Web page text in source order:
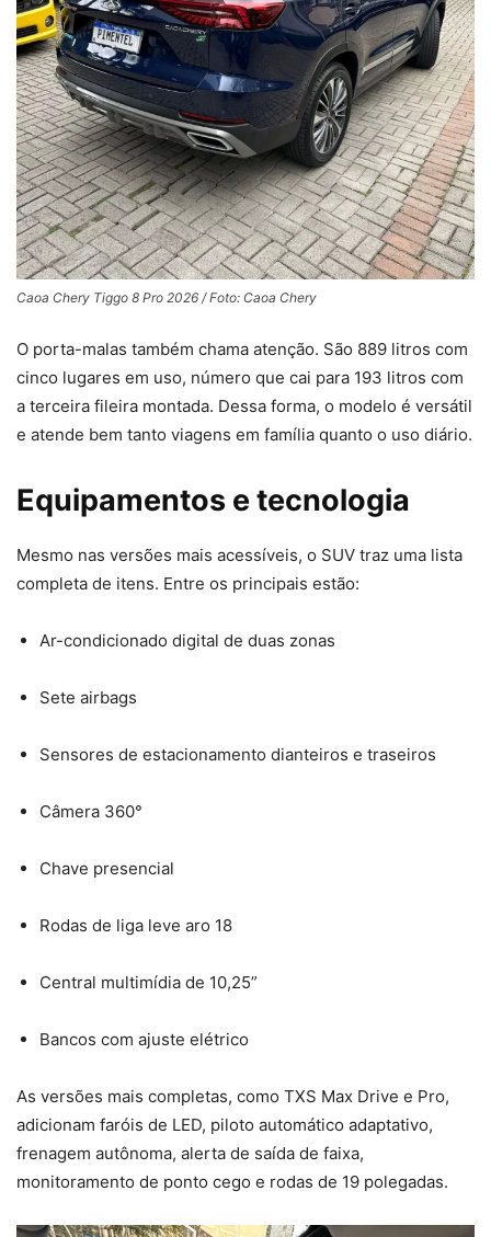
Caoa Chery Tiggo 8 Pro 2026 / Foto: Caoa Chery
O porta-malas também chama atenção. São 889 litros com
cinco lugares em uso, número que cai para 193 litros com
a terceira fileira montada. Dessa forma, o modelo é versátil
e atende bem tanto viagens em família quanto o uso diário.
Equipamentos e tecnologia
Mesmo nas versões mais acessíveis, o SUV traz uma lista
completa de itens. Entre os principais estão:
Ar-condicionado digital de duas zonas
Sete airbags
Sensores de estacionamento dianteiros e traseiros
Câmera 360°
Chave presencial
Rodas de liga leve aro 18
Central multimídia de 10,25”
Bancos com ajuste elétrico
As versões mais completas, como TXS Max Drive e Pro,
adicionam faróis de LED, piloto automático adaptativo,
frenagem autônoma, alerta de saída de faixa,
monitoramento de ponto cego e rodas de 19 polegadas.